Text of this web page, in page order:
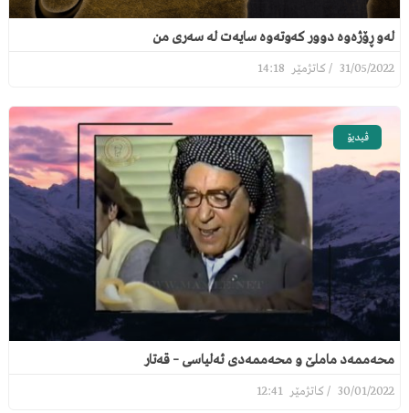
لەو ڕۆژەوە دوور کەوتەوە سایەت لە سەری من
31/05/2022
ڤیدیۆ
محەممەد ماملێ و محەممەدی ئەلیاسی – قەتار
30/01/2022